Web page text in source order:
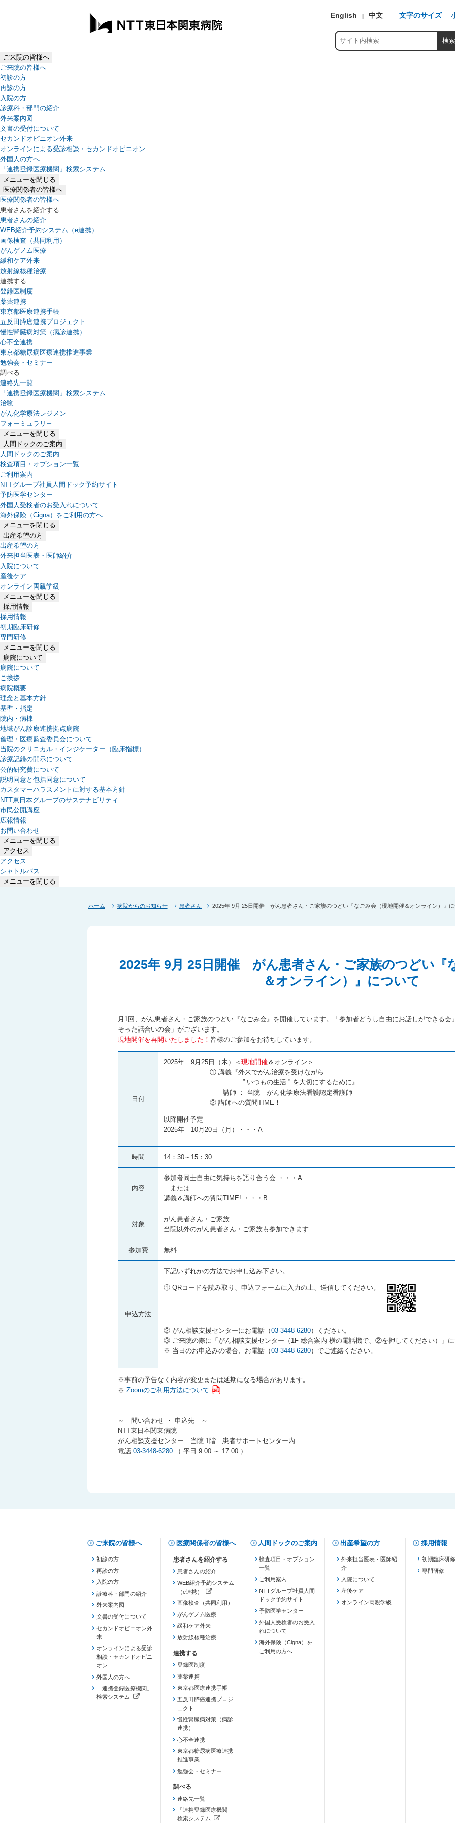
English 中文 文字のサイズ
ご来院の皆様へ
ご来院の皆様へ
初診の方
再診の方
入院の方
診療科・部門の紹介
外来案内図
文書の受付について
セカンドオピニオン外来
オンラインによる受診相談・セカンドオピニオン
外国人の方へ
「連携登録医療機関」検索システム
（新しいタブで開きます）
メニューを閉じる
医療関係者の皆様へ
医療関係者の皆様へ
患者さんを紹介する
患者さんの紹介
WEB紹介予約システム（e連携）
（新しいタブで開きます）
画像検査（共同利用）
がんゲノム医療
緩和ケア外来
放射線核種治療
連携する
登録医制度
薬薬連携
東京都医療連携手帳
五反田膵癌連携プロジェクト
慢性腎臓病対策（病診連携）
心不全連携
東京都糖尿病医療連携推進事業
勉強会・セミナー
調べる
連絡先一覧
「連携登録医療機関」検索システム
（新しいタブで開きます）
治験
がん化学療法レジメン
フォーミュラリー
（PDFファイル、新しいタブで開きます）
メニューを閉じる
人間ドックのご案内
人間ドックのご案内
検査項目・オプション一覧
ご利用案内
NTTグループ社員人間ドック予約サイト
予防医学センター
外国人受検者のお受入れについて
海外保険（Cigna）をご利用の方へ
メニューを閉じる
出産希望の方
出産希望の方
外来担当医表・医師紹介
入院について
産後ケア
オンライン両親学級
メニューを閉じる
採用情報
採用情報
初期臨床研修
専門研修
メニューを閉じる
病院について
病院について
ご挨拶
病院概要
理念と基本方針
基準・指定
院内・病棟
地域がん診療連携拠点病院
倫理・医療監査委員会について
当院のクリニカル・インジケーター（臨床指標）
診療記録の開示について
公的研究費について
説明同意と包括同意について
カスタマーハラスメントに対する基本方針
NTT東日本グループのサステナビリティ
（新しいタブで開きます）
市民公開講座
広報情報
お問い合わせ
メニューを閉じる
アクセス
アクセス
シャトルバス
メニューを閉じる
ホーム 病院からのお知らせ 患者さん 2025年 9月 25日開催 がん患者さん・ご家族のつどい『なごみ会（現地開催＆オンライン）』
2025年 9月 25日開催 がん患者さん・ご家族のつどい『
＆オンライン）』について
月1回、がん患者さん・ご家族のつどい『なごみ会』を開催しています。「参加者どうし自由にお話しができる
そった話合いの会」がございます。
現地開催を再開いたしました！ 皆様のご参加をお待ちしています。
日付
2025年 9月25日（木）＜ 現地開催＆オンライン＞
① 講義『外来でがん治療を受けながら
” いつもの生活 ” を大切にするために』
講師 ： 当院 がん化学療法看護認定看護師
② 講師への質問TIME！
以降開催予定
2025年 10月20日（月）・・・A
時間 14：30～15：30
内容
参加者同士自由に気持ちを語り合う会 ・・・A
または
講義＆講師への質問TIME! ・・・B
対象
がん患者さん・ご家族
当院以外のがん患者さん・ご家族も参加できます
参加費 無料
申込方法
下記いずれかの方法でお申し込み下さい。
① QRコードを読み取り、申込フォームに入力の上、送信してください。
② がん相談支援センターにお電話（03-3448-6280）ください。
③ ご来院の際に「がん相談支援センター（1F 総合案内 横の電話機で、②を押してください）」
※ 当日のお申込みの場合、お電話（03-3448-6280）でご連絡ください。
※事前の予告なく内容が変更または延期になる場合があります。
※ Zoomのご利用方法について
～ 問い合わせ ・ 申込先 ～
NTT東日本関東病院
がん相談支援センター 当院 1階 患者サポートセンター内
電話 03-3448-6280 （ 平日 9:00 ～ 17:00 ）
ご来院の皆様へ
初診の方
再診の方
入院の方
診療科・部門の紹介
外来案内図
文書の受付について
セカンドオピニオン外
来
オンラインによる受診
相談・セカンドオピニ
オン
外国人の方へ
「連携登録医療機関」
検索システム
医療関係者の皆様へ
患者さんの紹介
WEB紹介予約システム
（e連携）
（新しいタブで開きます）
画像検査（共同利用）
がんゲノム医療
緩和ケア外来
放射線核種治療
登録医制度
薬薬連携
東京都医療連携手帳
五反田膵癌連携プロジ
ェクト
慢性腎臓病対策（病診
連携）
心不全連携
東京都糖尿病医療連携
推進事業
勉強会・セミナー
連絡先一覧
「連携登録医療機関」
検索システム
人間ドックのご案内
検査項目・オプション
一覧
ご利用案内
NTTグループ社員人間
ドック予約サイト
予防医学センター
外国人受検者のお受入
れについて
海外保険（Cigna）を
ご利用の方へ
出産希望の方
外来担当医表・医師紹
介
入院について
産後ケア
オンライン両親学級
採用情報
初期臨床研修
専門研修